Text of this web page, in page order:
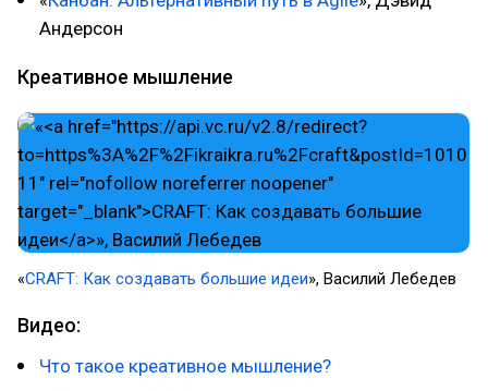
Андерсон
Креативное мышление
«​CRAFT: Как создавать большие идеи», Василий Лебедев
Видео:
Что такое креативное мышление?